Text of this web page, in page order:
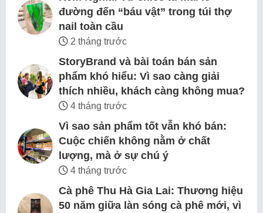
đường đến “báu vật” trong túi thợ
nail toàn cầu
2 tháng trước
StoryBrand và bài toán bán sản
phẩm khó hiểu: Vì sao càng giải
thích nhiều, khách càng không mua?
4 tháng trước
Vì sao sản phẩm tốt vẫn khó bán:
Cuộc chiến không nằm ở chất
lượng, mà ở sự chú ý
4 tháng trước
Cà phê Thu Hà Gia Lai: Thương hiệu
50 năm giữa làn sóng cà phê mới, vì